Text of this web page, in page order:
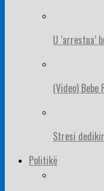
U ‘arrestua’
(Video)
Stresi
Politikë